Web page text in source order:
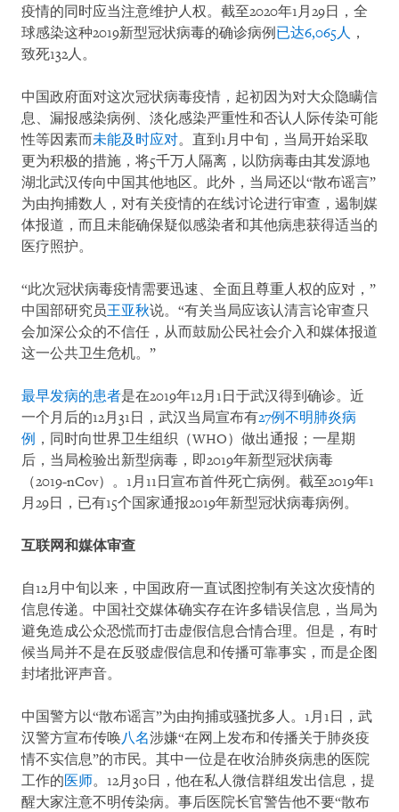
疫情的同时应当注意维护人权。截至2020年1月29日，全
球感染这种2019新型冠状病毒的确诊病例 已达6,065人 ，
致死132人。
中国政府面对这次冠状病毒疫情，起初因为对大众隐瞒信
息、漏报感染病例、淡化感染严重性和否认人际传染可能
性等因素而未能及时应对。直到1月中旬，当局开始采取
更为积极的措施，将5千万人隔离，以防病毒由其发源地
湖北武汉传向中国其他地区。此外，当局还以“散布谣言”
为由拘捕数人，对有关疫情的在线讨论进行审查，遏制媒
体报道，而且未能确保疑似感染者和其他病患获得适当的
医疗照护。
“此次冠状病毒疫情需要迅速、全面且尊重人权的应对，”
中国部研究员王亚秋说。“有关当局应该认清言论审查只
会加深公众的不信任，从而鼓励公民社会介入和媒体报道
这一公共卫生危机。”
最早发病的患者是在2019年12月1日于武汉得到确诊。近
一个月后的12月31日，武汉当局宣布有27例不明肺炎病
例 ，同时向世界卫生组织（WHO）做出通报；一星期
后，当局检验出新型病毒，即2019年新型冠状病毒
（2019-nCov）。1月11日宣布首件死亡病例。截至2019年1
月29日，已有15个国家通报2019年新型冠状病毒病例。
互联网和媒体审查
自12月中旬以来，中国政府一直试图控制有关这次疫情的
信息传递。中国社交媒体确实存在许多错误信息，当局为
避免造成公众恐慌而打击虚假信息合情合理。但是，有时
候当局并不是在反驳虚假信息和传播可靠事实，而是企图
封堵批评声音。
中国警方以“散布谣言”为由拘捕或骚扰多人。1月1日，武
汉警方宣布传唤八名涉嫌“在网上发布和传播关于肺炎疫
情不实信息”的市民。其中一位是在收治肺炎病患的医院
工作的医师。12月30日，他在私人微信群组发出信息，提
醒大家注意不明传染病。事后医院长官警告他不要“散布